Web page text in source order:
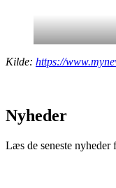
Kilde: https://
Nyheder
Læs de seneste nyheder